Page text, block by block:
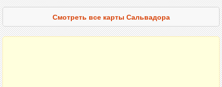
Смотреть все карты Сальвадора